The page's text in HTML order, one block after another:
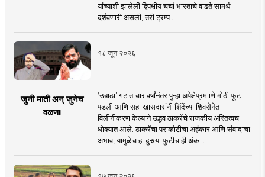
यांच्याशी झालेली द्विपक्षीय चर्चा भारताचे वाढते सामर्थ
दर्शवणारी असली, तरी ट्रम्प ..
१८ जून २०२६
जुनी माती अन् जुनेच
वळण!
‘उबाठा’ गटात चार वर्षांनंतर पुन्हा अपेक्षेप्रमााणे मोठी फूट
पडली आणि सहा खासदारांनी शिंदेंच्या शिवसेनेत
विलीनीकरण केल्याने उद्धव ठाकरेंचे राजकीय अस्तित्वच
धोक्यात आले. ठाकरेंचा पराकोटीचा अहंकार आणि संवादाचा
अभाव, यामुळेच हा दुसर्‍या फुटीचाही अंक ..